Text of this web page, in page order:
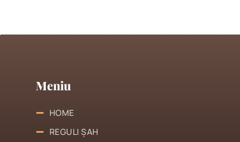
Meniu
HOME
REGULI ȘAH